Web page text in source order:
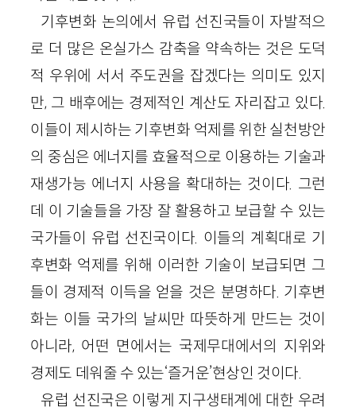
기후변화 논의에서 유럽 선진국들이 자발적으
로 더 많은 온실가스 감축을 약속하는 것은 도덕
적 우위에 서서 주도권을 잡겠다는 의미도 있지
만, 그 배후에는 경제적인 계산도 자리잡고 있다.
이들이 제시하는 기후변화 억제를 위한 실천방안
의 중심은 에너지를 효율적으로 이용하는 기술과
재생가능 에너지 사용을 확대하는 것이다. 그런
데 이 기술들을 가장 잘 활용하고 보급할 수 있는
국가들이 유럽 선진국이다. 이들의 계획대로 기
후변화 억제를 위해 이러한 기술이 보급되면 그
들이 경제적 이득을 얻을 것은 분명하다. 기후변
화는 이들 국가의 날씨만 따뜻하게 만드는 것이
아니라, 어떤 면에서는 국제무대에서의 지위와
경제도 데워줄 수 있는‘즐거운’현상인 것이다.
유럽 선진국은 이렇게 지구생태계에 대한 우려